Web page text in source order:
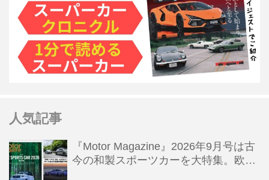
人気記事
『Motor Magazine』2026年9月号は古
今の和製スポーツカーを大特集。欧州